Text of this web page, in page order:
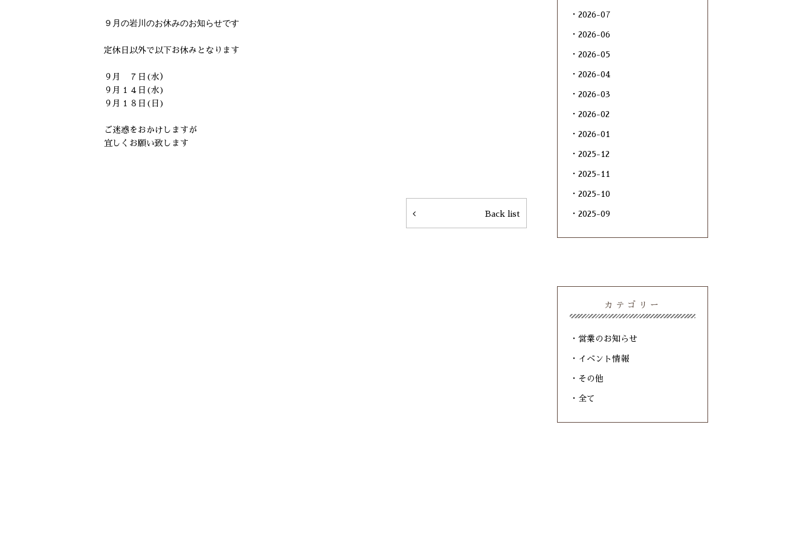
９月の岩川のお休みのお知らせです
定休日以外で以下お休みとなります
９月 ７日(水）
９月１４日(水)
９月１８日(日)
ご迷惑をおかけしますが
宜しくお願い致します
Back list
2026-07
2026-06
2026-05
2026-04
2026-03
2026-02
2026-01
2025-12
2025-11
2025-10
2025-09
カテゴリー
営業のお知らせ
イベント情報
その他
全て